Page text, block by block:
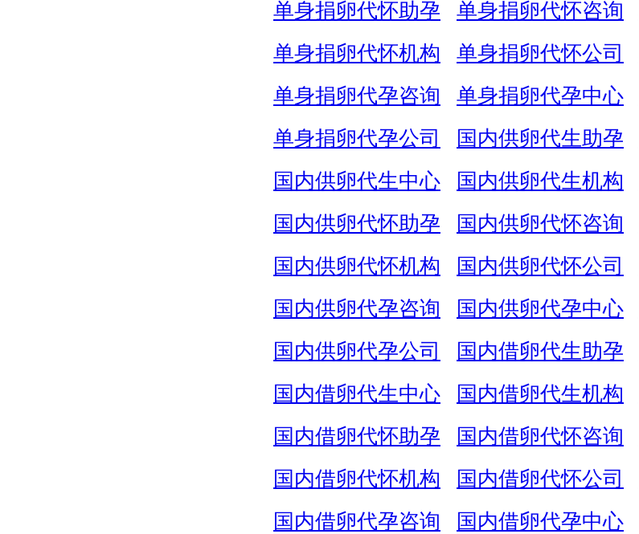
单身捐卵代怀助孕
单身捐卵代怀咨询
单身捐卵代怀机构
单身捐卵代怀公司
单身捐卵代孕咨询
单身捐卵代孕中心
单身捐卵代孕公司
国内供卵代生助孕
国内供卵代生中心
国内供卵代生机构
国内供卵代怀助孕
国内供卵代怀咨询
国内供卵代怀机构
国内供卵代怀公司
国内供卵代孕咨询
国内供卵代孕中心
国内供卵代孕公司
国内借卵代生助孕
国内借卵代生中心
国内借卵代生机构
国内借卵代怀助孕
国内借卵代怀咨询
国内借卵代怀机构
国内借卵代怀公司
国内借卵代孕咨询
国内借卵代孕中心